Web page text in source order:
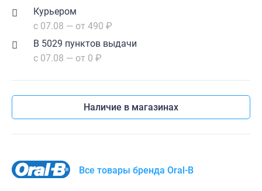
Курьером
с 07.08 — от 490 ₽
В 5029 пунктов выдачи
с 07.08 — от 0 ₽
Наличие в магазинах
Все товары бренда Oral-B